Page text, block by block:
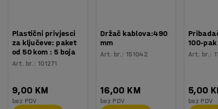
Plastični privjesci
za ključeve: paket
od 50 kom : 5 boja
Art. br.:101271
9,00 KM
bez PDV
Držač kablova:490
mm
Art. br.: 151042
16,00 KM
bez PDV
100-pak
Art. br.:
5,00
bez PDV